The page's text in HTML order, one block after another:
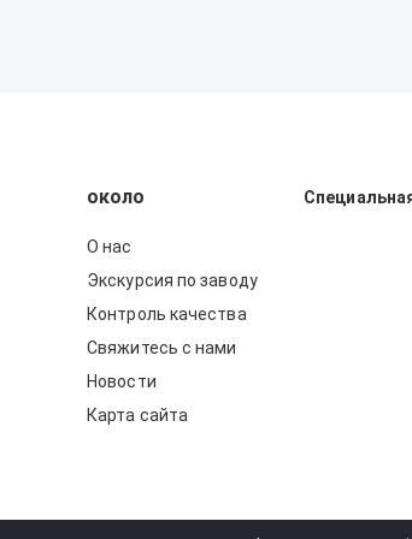
около
О нас
Экскурсия по заводу
Контроль качества
Свяжитесь с нами
Новости
Карта сайта